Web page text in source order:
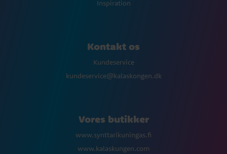
Inspiration
Kontakt os
Kundeservice
kundeservice@kalaskongen.dk
Vores butikker
www.synttarikuningas.fi
www.kalaskungen.com